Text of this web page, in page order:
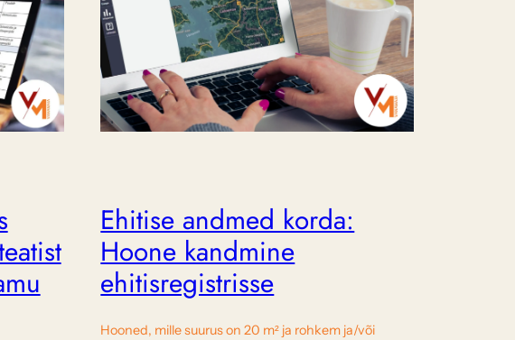
Ehitise andmed korda:
Hoone kandmine
ehitisregistrisse
Hooned, mille suurus on 20 m² ja rohkem ja/või